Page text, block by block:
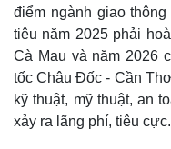
điểm ngành giao
tiêu năm 2025 phải
Cà Mau và năm 2026
tốc Châu Đốc - Cần
kỹ thuật, mỹ thuật, an
xảy ra lãng phí, tiêu cực.